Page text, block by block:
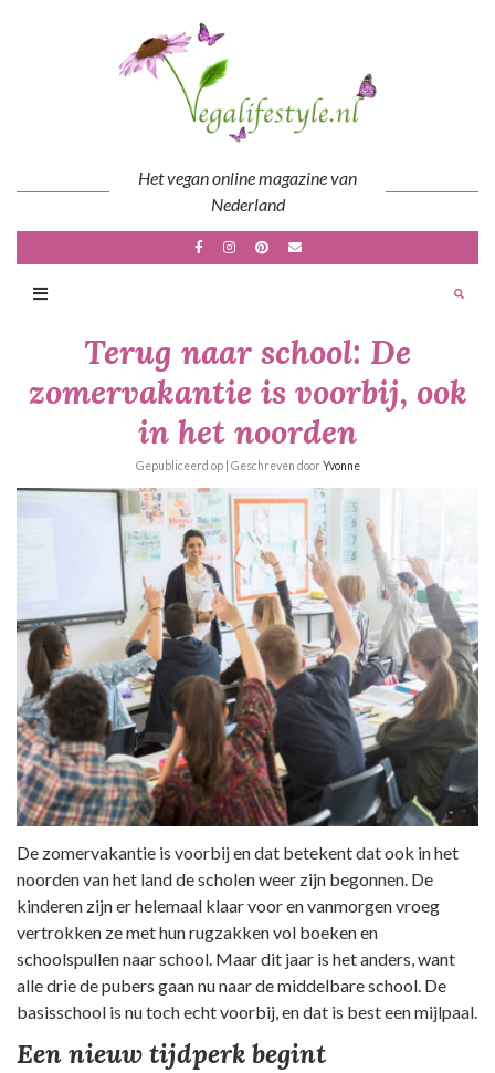
Het vegan online magazine van
Nederland
Terug naar school: De
zomervakantie is voorbij, ook
in het noorden
Gepubliceerd op | Geschreven door Yvonne
De zomervakantie is voorbij en dat betekent dat ook in het
noorden van het land de scholen weer zijn begonnen. De
kinderen zijn er helemaal klaar voor en vanmorgen vroeg
vertrokken ze met hun rugzakken vol boeken en
schoolspullen naar school. Maar dit jaar is het anders, want
alle drie de pubers gaan nu naar de middelbare school. De
basisschool is nu toch echt voorbij, en dat is best een mijlpaal.
Een nieuw tijdperk begint